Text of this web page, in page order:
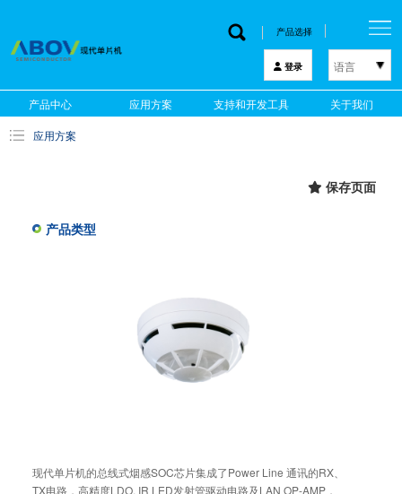
产品选择
登录 语言
한국어
English
产品中心 应用方案 支持和开发工具 关于我们
应用方案
保存页面
产品类型
现代单片机的总线式烟感SOC芯片集成了Power Line 通讯的RX、
TX电路，高精度LDO, IR LED发射管驱动电路及LAN OP-AMP，